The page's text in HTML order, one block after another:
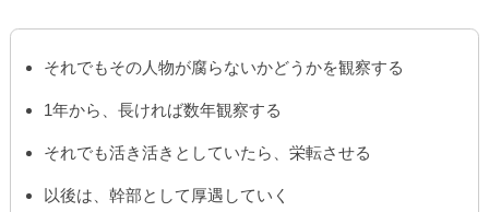
それでもその人物が腐らないかどうかを観察する
1年から、長ければ数年観察する
それでも活き活きとしていたら、栄転させる
以後は、幹部として厚遇していく